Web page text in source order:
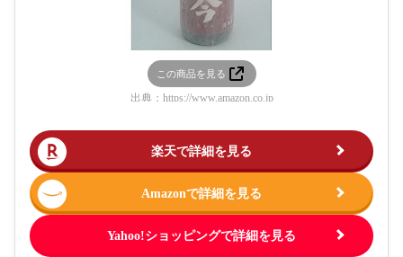
この商品を見る
出典： https://www.amazon.co.jp
楽天で詳細を見る
Amazonで詳細を見る
Yahoo!ショッピングで詳細を見る